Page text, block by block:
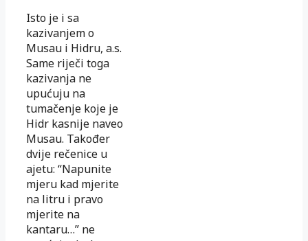
Isto je i sa
kazivanjem o
Musau i Hidru, a.s.
Same riječi toga
kazivanja ne
upućuju na
tumačenje koje je
Hidr kasnije naveo
Musau. Također
dvije rečenice u
ajetu: “Napunite
mjeru kad mjerite
na litru i pravo
mjerite na
kantaru…” ne